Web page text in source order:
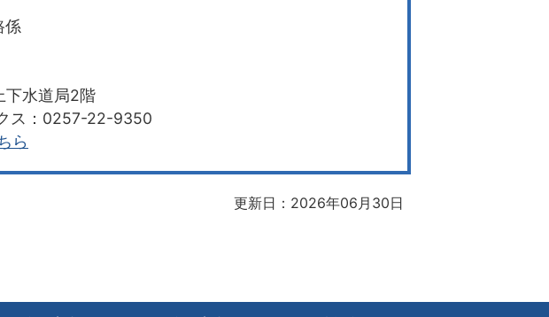
係
下水道局2階
ス：0257-22-9350
ら
更新日：2026年06月30日